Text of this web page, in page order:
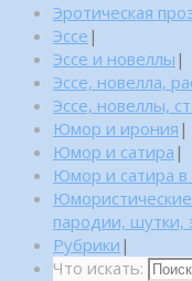
Эротическая
Эссе |
Эссе и новеллы |
Эссе, новелла,
Эссе, новеллы,
Юмор и ирония |
Юмор и сатира |
Юмор и сатира в
пародии, шутки,
Рубрики |
Что искать: